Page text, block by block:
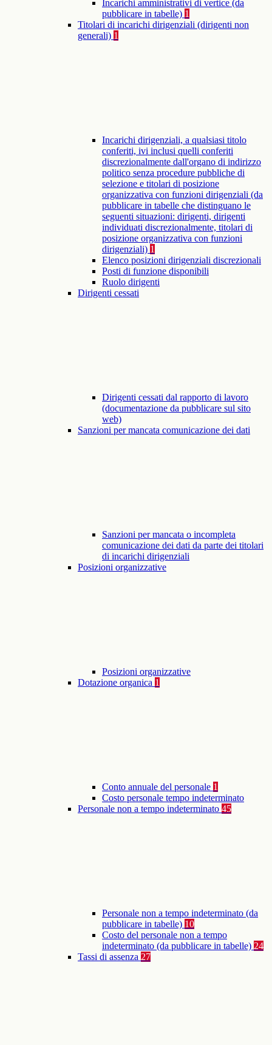
Incarichi amministrativi di vertice (da
pubblicare in tabelle) 1
Titolari di incarichi dirigenziali (dirigenti non
generali) 1
Incarichi dirigenziali, a qualsiasi titolo
conferiti, ivi inclusi quelli conferiti
discrezionalmente dall'organo di indirizzo
politico senza procedure pubbliche di
selezione e titolari di posizione
organizzativa con funzioni dirigenziali (da
pubblicare in tabelle che distinguano le
seguenti situazioni: dirigenti, dirigenti
individuati discrezionalmente, titolari di
posizione organizzativa con funzioni
dirigenziali) 1
Elenco posizioni dirigenziali discrezionali
Posti di funzione disponibili
Ruolo dirigenti
Dirigenti cessati
Dirigenti cessati dal rapporto di lavoro
(documentazione da pubblicare sul sito
web)
Sanzioni per mancata comunicazione dei dati
Sanzioni per mancata o incompleta
comunicazione dei dati da parte dei titolari
di incarichi dirigenziali
Posizioni organizzative
Posizioni organizzative
Dotazione organica 1
Conto annuale del personale 1
Costo personale tempo indeterminato
Personale non a tempo indeterminato 45
Personale non a tempo indeterminato (da
pubblicare in tabelle) 10
Costo del personale non a tempo
indeterminato (da pubblicare in tabelle) 24
Tassi di assenza 27